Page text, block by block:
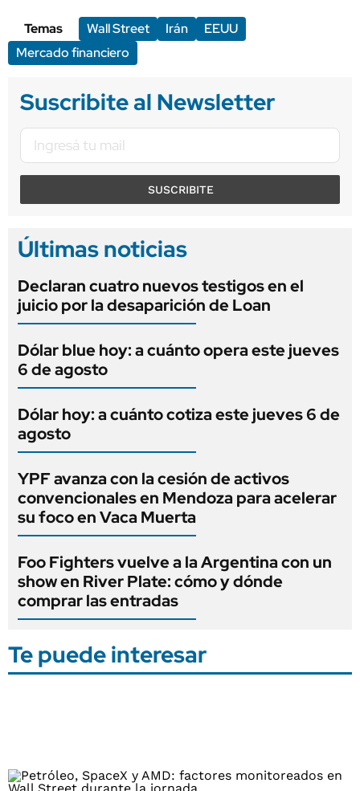
Temas Wall Street Irán
EEUU
Mercado financiero
Suscribite al Newsletter
SUSCRIBITE
Últimas noticias
Declaran cuatro nuevos testigos en el
juicio por la desaparición de Loan
Dólar blue hoy: a cuánto opera este jueves
6 de agosto
Dólar hoy: a cuánto cotiza este jueves 6 de
agosto
YPF avanza con la cesión de activos
convencionales en Mendoza para acelerar
su foco en Vaca Muerta
Foo Fighters vuelve a la Argentina con un
show en River Plate: cómo y dónde
comprar las entradas
Te puede interesar